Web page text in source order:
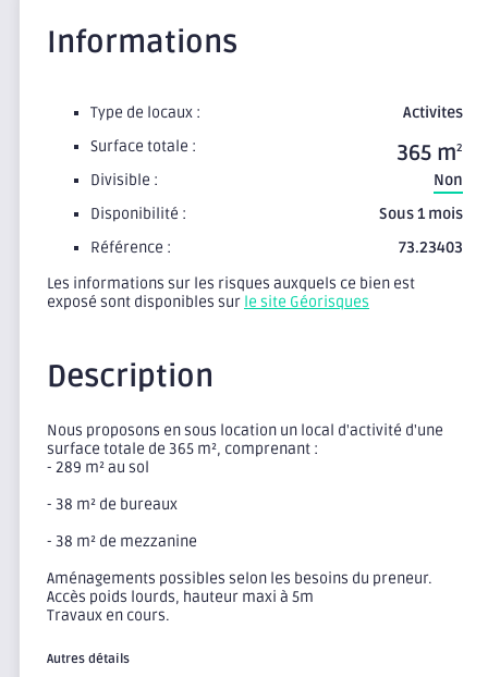
Informations
Type de locaux :
Activites
Surface totale :
365 m2
Divisible :
Non
Disponibilité :
Sous 1 mois
Référence :
73.23403
Les informations sur les risques auxquels ce bien est
exposé sont disponibles sur le site Géorisques
Description
Nous proposons en sous location un local d'activité d'une
surface totale de 365 m², comprenant :
- 289 m² au sol
- 38 m² de bureaux
- 38 m² de mezzanine
Aménagements possibles selon les besoins du preneur.
Accès poids lourds, hauteur maxi à 5m
Travaux en cours.
Autres détails